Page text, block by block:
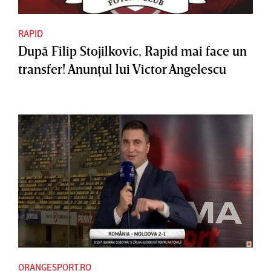
RAPID
După Filip Stojilkovic, Rapid mai face un
transfer! Anunţul lui Victor Angelescu
ORANGESPORT.RO